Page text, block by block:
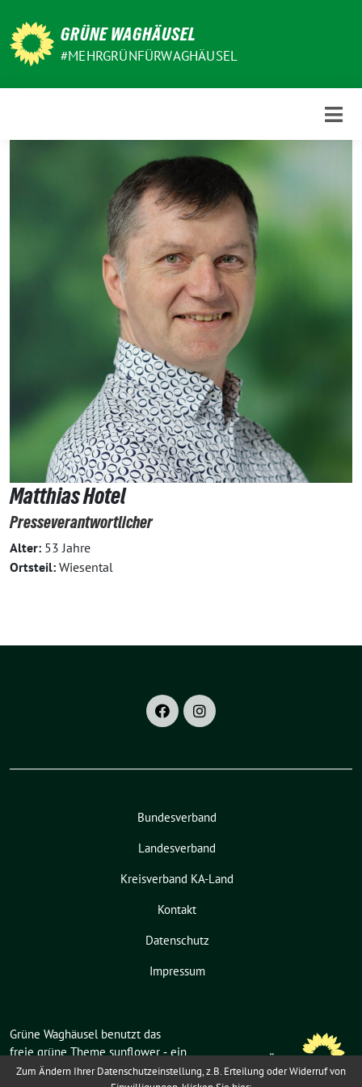
zum
Inhalt
GRÜNE WAGHÄUSEL
#MEHRGRÜNFÜRWAGHÄUSEL
Matthias Hotel
Presseverantwortlicher
Alter: 53 Jahre
Ortsteil: Wiesental
Bundesverband
Landesverband
Kreisverband KA-Land
Kontakt
Datenschutz
Impressum
Grüne Waghäusel benutzt das
freie grüne Themesunflower‐ ein
Angebot derverdigado eG.
Zum Ändern Ihrer Datenschutzeinstellung, z.B. Erteilung oder Widerruf von